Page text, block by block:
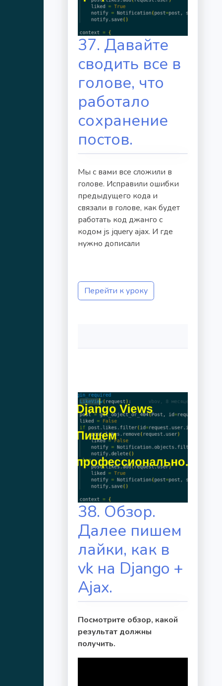
37. Давайте
сводить все в
голове, что
работало
сохранение
постов.
Мы с вами все сложили в
голове. Исправили ошибки
предыдущего кода и
связали в голове, как будет
работать код джанго с
кодом js jquery ajax. И где
нужно дописали
Перейти к уроку
38. Обзор.
Далее пишем
лайки, как в
vk на Django +
Ajax.
Посмотрите обзор, какой
результат должны
получить.